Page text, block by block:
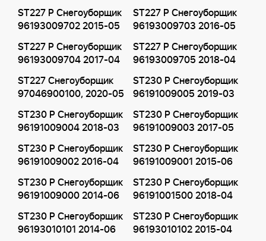
ST227 P Снегоуборщик
96193009702 2015-05
ST227 P Снегоуборщик
96193009703 2016-05
ST227 P Снегоуборщик
96193009704 2017-04
ST227 P Снегоуборщик
96193009705 2018-04
ST227 Снегоуборщик
97046900100, 2020-05
ST230 P Снегоуборщик
96191009005 2019-03
ST230 P Снегоуборщик
96191009004 2018-03
ST230 P Снегоуборщик
96191009003 2017-05
ST230 P Снегоуборщик
96191009002 2016-04
ST230 P Снегоуборщик
96191009001 2015-06
ST230 P Снегоуборщик
96191009000 2014-06
ST230 P Снегоуборщик
96191001500 2018-04
ST230 P Снегоуборщик
96193010101 2014-06
ST230 P Снегоуборщик
96193010102 2015-04